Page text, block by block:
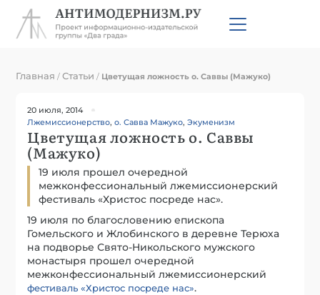
Главная /Статьи / Цветущая ложность о. Саввы (Мажуко)
20 июля, 2014
Лжемиссионерство,о. Савва Мажуко,Экуменизм
Цветущая ложность о. Саввы
(Мажуко)
19 июля прошел очередной
межконфессиональный лжемиссионерский
фестиваль «Христос посреде нас».
19 июля по благословению епископа
Гомельского и Жлобинского в деревне Терюха
на подворье Свято-Никольского мужского
монастыря прошел очередной
межконфессиональный лжемиссионерский
фестиваль «Христос посреде нас».